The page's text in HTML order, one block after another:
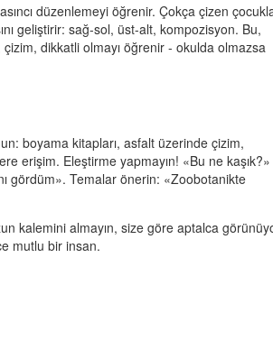
düzenlemeyi öğrenir. Çokça çizen
geliştirir: sağ-sol, üst-alt, kompozisyon. Bu,
çizim, dikkatli olmayı öğrenir - okulda olmazsa
boyama kitapları, asfalt üzerinde çizim,
erişim. Eleştirme yapmayın! «Bu ne kaşık?»
gördüm». Temalar önerin: «Zoobotanikte
kalemini almayın, size göre aptalca
mutlu bir insan.